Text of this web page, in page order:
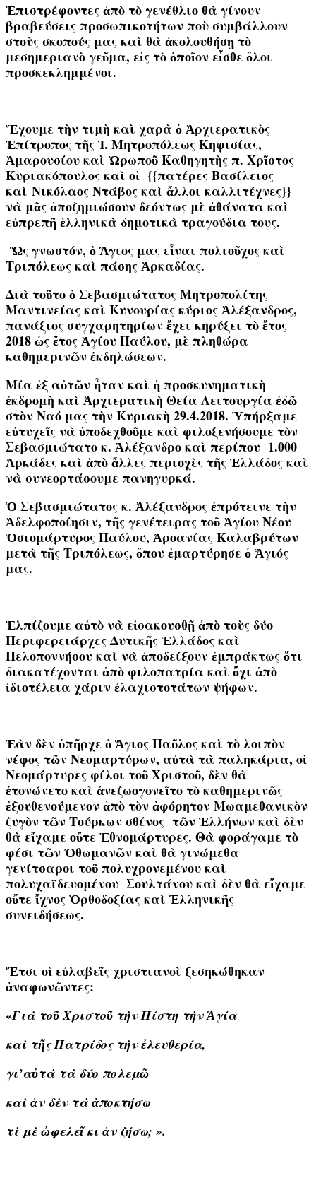
Ἐπιστρέφοντες ἀπὸ τὸ γενέθλιο θὰ γίνουν
βραβεύσεις προσωπικοτήτωνποὺ συμβάλλουν
στοὺς σκοπούς μας καὶ θὰ ἀκολουθήσῃ τὸ
μεσημεριανὸ γεῦμα, εἰς τὸ ὁποῖον εἶσθε ὅλοι
προσκεκλημμένοι.
Ἔχουμε τὴν τιμὴ καὶ χαρὰ ὁ Ἀρχιερατικὸς
Ἐπίτροπος τῆς Ἱ. Μητροπόλεως Κηφισίας,
Ἀμαρουσίου καὶ Ὠρωποῦ Καθηγητὴςπ. Χρῖστος
Κυριακόπουλοςκαὶ οἱ {{πατέρες Βασίλειος
καὶ Νικόλαος Ντάβοςκαὶ ἄλλοι καλλιτέχνες}}
νὰ μᾶς ἀποζημιώσουν δεόντως μὲ ἀθάνατα καὶ
εὐπρεπῆ ἑλληνικὰ δημοτικὰ τραγούδια τους.
Ὥς γνωστόν, ὁ Ἅγιος μας εἶναι πολιοῦχος καὶ
Τριπόλεως καὶ πάσης Ἀρκαδίας.
Διὰ τοῦτο ὁΣεβασμιώτατος Μητροπολίτης
Μαντινείας καὶ Κυνουρίας κύριοςἈλέξανδρος,
πανάξιος συγχαρητηρίων ἔχει κηρύξει τὸ ἔτος
2018 ὡς ἔτος Ἁγίου Παύλου, μὲ πληθώρα
καθημερινῶν ἐκδηλώσεων.
Μία ἐξ αὐτῶν ἦταν καὶ ἡ προσκυνηματικὴ
ἐκδρομὴ καὶ Ἀρχιερατικὴ Θεία Λειτουργία ἐδῶ
στὸν Ναό μας τὴν Κυριακὴ 29.4.2018. Ὑπήρξαμε
εὐτυχεῖς νὰ ὑποδεχθοῦμε καὶ φιλοξενήσουμε τὸν
Σεβασμιώτατο κ. Ἀλέξανδρο καὶ περίπου 1.000
Ἀρκάδες καὶ ἀπὸ ἄλλες περιοχὲς τῆς Ἑλλάδος καὶ
νὰ συνεορτάσουμε πανηγυρκά.
Ὁ Σεβασμιώτατος κ. Ἀλέξανδρος ἐπρότεινε τὴν
Ἀδελφοποίησιν, τῆς γενέτειρας τοῦ Ἁγίου Νέου
Ὁσιομάρτυρος Παύλου, Ἀροανίας Καλαβρύτων
μετὰ τῆς Τριπόλεως, ὅπου ἐμαρτύρησε ὁ Ἅγιός
μας.
Ἐλπίζουμε αὐτὸ νὰ εἰσακουσθῇ ἀπὸ τοὺς δύο
Περιφερειάρχες Δυτικῆς Ἑλλάδος καὶ
Πελοποννήσου καὶ νὰ ἀποδείξουν ἐμπράκτως ὅτι
διακατέχονται ἀπὸ φιλοπατρία καὶ ὄχι ἀπὸ
ἰδιοτέλεια χάριν ἐλαχιστοτάτων ψήφων.
Ἐὰν δὲν ὑπῆρχε ὁ Ἅγιος Παῦλος καὶ τὸ λοιπὸν
νέφος τῶν Νεομαρτύρων, αὐτὰ τὰ παληκάρια, οἱ
Νεομάρτυρες φίλοι τοῦ Χριστοῦ, δὲν θὰ
ἐτονώνετο καὶ ἀνεζωογονεῖτο τὸ καθημερινῶς
ἐξουθενούμενον ἀπὸ τὸν ἀφόρητον Μωαμεθανικὸν
ζυγὸν τῶν Τούρκων σθένος τῶν Ἑλλήνων καὶ δὲν
θὰ εἴχαμε οὔτε Ἐθνομάρτυρες. Θὰ φοράγαμε τὸ
φέσι τῶν Ὀθωμανῶν καὶ θὰ γινώμεθα
γενίτσαροι τοῦ πολυχρονεμένου καὶ
πολυχαϊδευομένου Σουλτάνου καὶ δὲν θὰ εἴχαμε
οὔτε ἴχνος Ὀρθοδοξίας καὶ Ἑλληνικῆς
συνειδήσεως.
Ἔτσι οἱ εὐλαβεῖς χριστιανοὶ ξεσηκώθηκαν
ἀναφωνῶντες:
«Γιὰ τοῦ Χριστοῦ τὴν Πίστη τὴν Ἁγία
καὶ τῆς Πατρίδος τὴν ἐλευθερία,
γι’αὐτὰ τὰ δύο πολεμῶ
καὶ ἀν δὲν τὰ ἀποκτήσω
τὶ μὲ ὠφελεῖ κι ἀν ζήσω; ».